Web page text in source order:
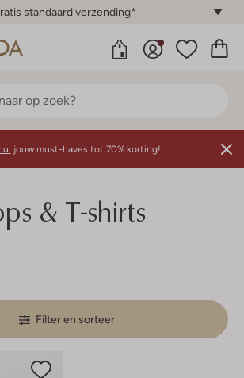
standaard verzending*
jouw must-haves tot 70% korting!
& T-shirts
Filter en sorteer